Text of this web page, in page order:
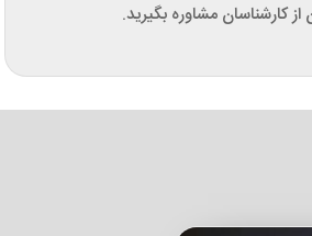
کارشناسان مشاوره بگیرید.